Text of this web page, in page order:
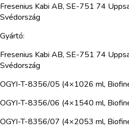
Fresenius Kabi AB, SE-751 74
Svédország
Gyártó:
Fresenius Kabi AB, SE-751 74
Svédország
OGYI-T-8356/05 (4×1026 ml,
OGYI-T-8356/06 (4×1540 ml,
OGYI-T-8356/07 (4×2053 ml,